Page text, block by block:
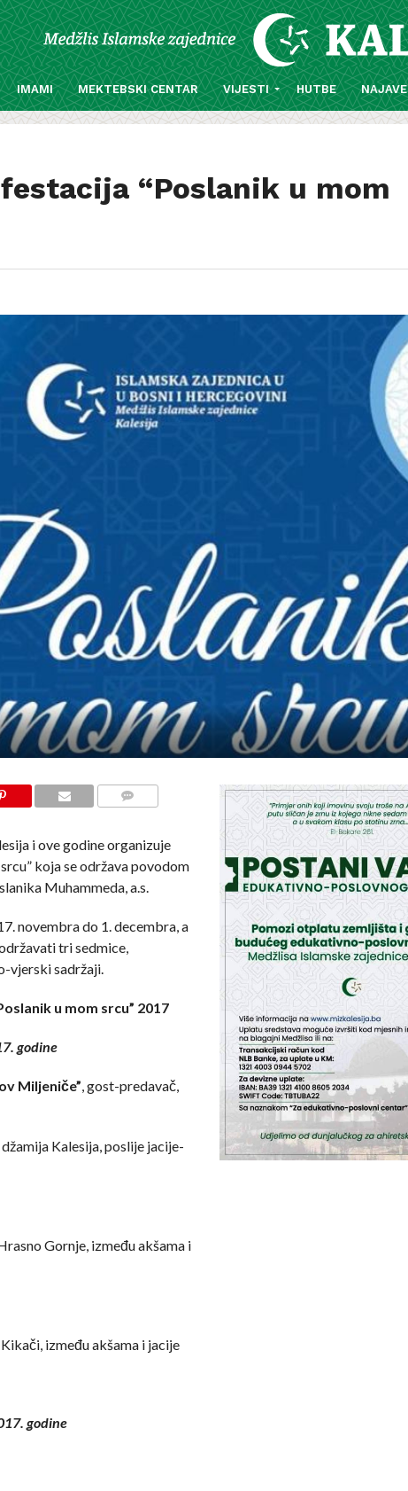
IMAMI MEKTEBSKI CENTAR VIJESTI HUTBE NAJAVE
“Poslanik u mom
i ove godine organizuje
koja se održava povodom
Muhammeda, a.s.
novembra do 1. decembra, a
tri sedmice,
vjerski sadržaji.
u mom srcu” 2017
godine
Miljeniče”, gost-predavač,
Kalesija, poslije jacije-
Gornje, između akšama i
između akšama i jacije
godine